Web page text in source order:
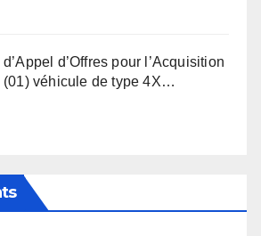
d’Offres pour l’Acquisition
(01) véhicule de type 4X…